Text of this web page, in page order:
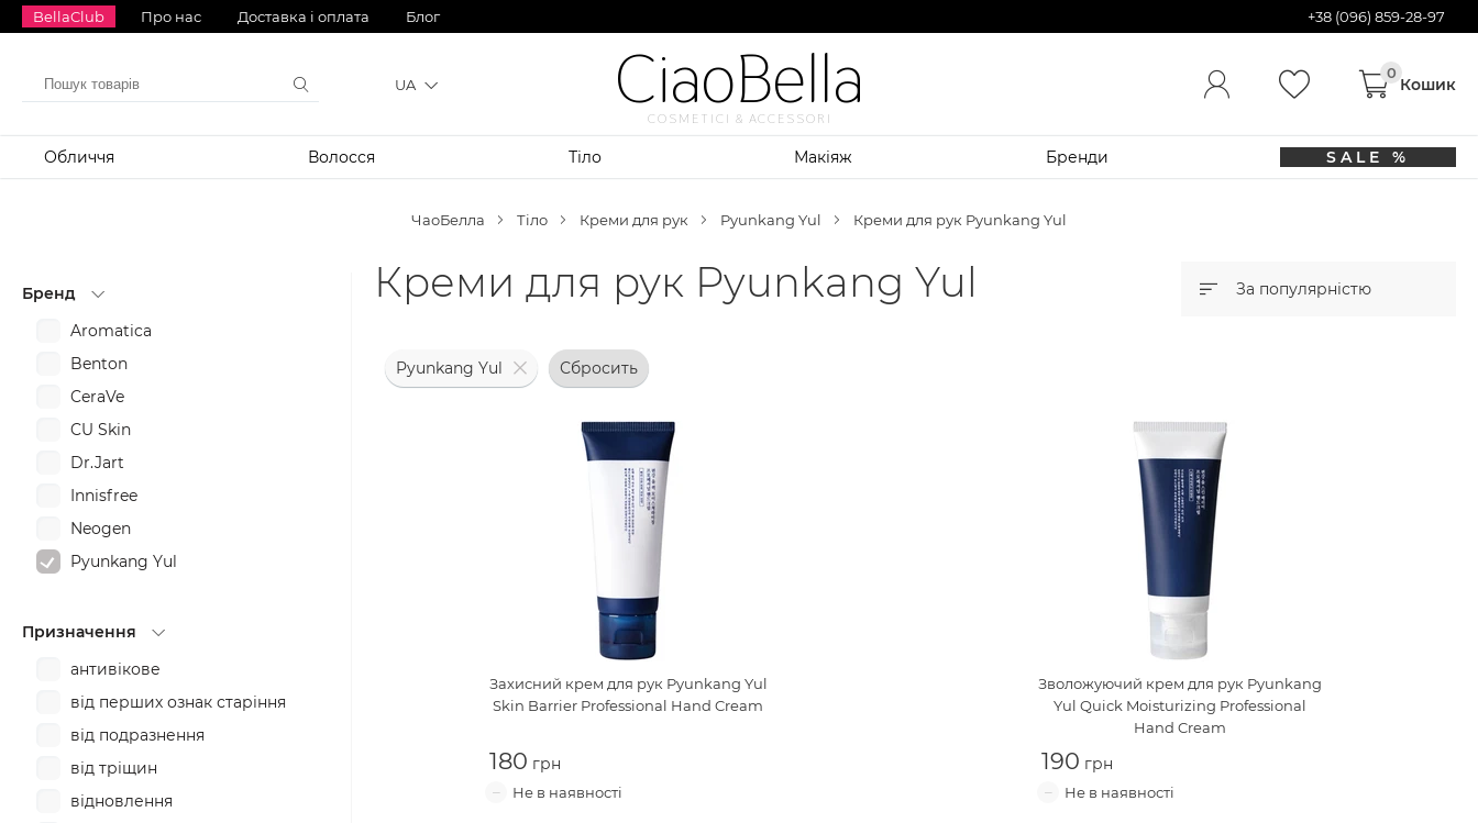
BellaClub Про нас Доставка і оплата Блог +38 (096) 859-28-97
UA CiaoBella
COSMETICI & ACCESSORI
Обличчя Волосся Тіло Макіяж Бренди SALE %
ЧаоБелла Тіло Креми для рук Pyunkang Yul Креми для рук Pyunkang Yul
Бренд
Aromatica
Benton
CeraVe
CU Skin
Dr.Jart
Innisfree
Neogen
Pyunkang Yul
Призначення
антивікове
від перших ознак старіння
від подразнення
від тріщин
відновлення
Креми для рук Pyunkang Yul За популярністю
Pyunkang Yul Сбросить
Захисний крем для рук Pyunkang Yul
Skin Barrier Professional Hand Cream
180
Зволожуючий крем для рук Pyunkang
Yul Quick Moisturizing Professional
Hand Cream
190